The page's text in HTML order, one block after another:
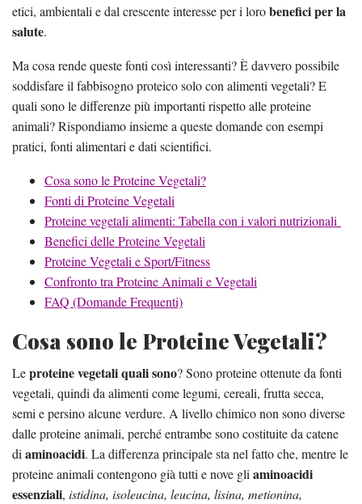
etici, ambientali e dal crescente interesse per i lorobenefici per la
salute.
Ma cosa rende queste fonti così interessanti? È davvero possibile
soddisfare il fabbisogno proteico solo con alimenti vegetali? E
quali sono le differenze più importanti rispetto alle proteine
animali? Rispondiamo insieme a queste domande con esempi
pratici, fonti alimentari e dati scientifici.
Cosa sono le Proteine Vegetali?
Fonti di Proteine Vegetali
Proteine vegetali alimenti: Tabella con i valori nutrizionali
Benefici delle Proteine Vegetali
Proteine Vegetali e Sport/Fitness
Confronto tra Proteine Animali e Vegetali
FAQ (Domande Frequenti)
Cosa sono le Proteine Vegetali?
Leproteine vegetali quali sono? Sono proteine ottenute da fonti
vegetali, quindi da alimenti come legumi, cereali, frutta secca,
semi e persino alcune verdure. A livello chimico non sono diverse
dalle proteine animali, perché entrambe sono costituite da catene
di aminoacidi. La differenza principale sta nel fatto che, mentre le
proteine animali contengono già tutti e nove gli aminoacidi
essenziali, istidina, isoleucina, leucina, lisina, metionina,